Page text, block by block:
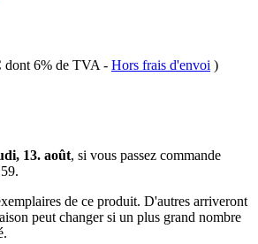
dont 6% de TVA - Hors frais d'envoi )
13. août, si vous passez commande
.
de ce produit. D'autres arriveront
peut changer si un plus grand nombre